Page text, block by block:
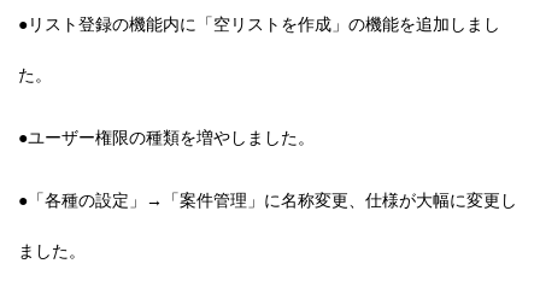
●リスト登録の機能内に「空リストを作成」の機能を追加しまし
た。
●ユーザー権限の種類を増やしました。
●「各種の設定」→「案件管理」に名称変更、仕様が大幅に変更し
ました。